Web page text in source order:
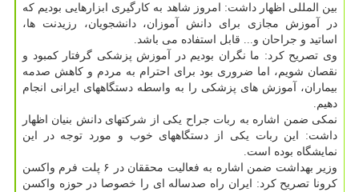
بین المللی اظهار داشت: امروز شاهد به کارگیری ابزارهایی بودیم که
در آموزش مجازی برای دانش آموزان، دانشجویان، رزیدنت ها،
اساتید و جراحان و... قابل استفاده می باشد.
وی تصریح کرد: ما نگران بودیم در آموزش پزشکی گرفتار کمبود و
نقصان شویم، اما ضروری بود برای احترام به مردم و کاهش صدمه
بیماران، آموزش های پزشکی را به واسطه دستگاههای ایرانی انجام
دهیم.
نمکی ضمن اشاره به ربات جراح یکی از شرکتهای دانش بنیان اظهار
داشت: این ربات یکی از دستگاههای خوب و مورد توجه در این
نمایشگاه بوده است.
وزیر بهداشت ضمن اشاره به فعالیت محققان در ۶ پلت فرم واکسن
کرونا تصریح کرد: ایران راه صدساله ای را خصوصا در حوزه واکسن